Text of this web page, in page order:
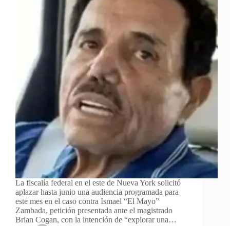
La fiscalía federal en el este de Nueva York solicitó
aplazar hasta junio una audiencia programada para
este mes en el caso contra Ismael “El Mayo”
Zambada, petición presentada ante el magistrado
Brian Cogan, con la intención de “explorar una…